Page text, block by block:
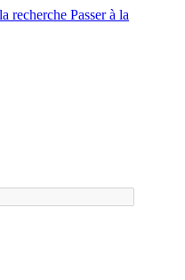
recherche Passer à la